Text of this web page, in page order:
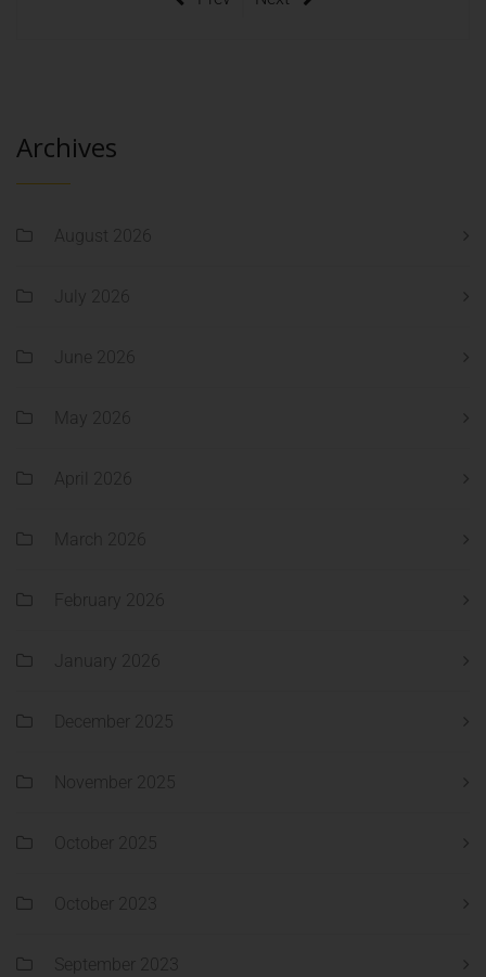
Archives
August 2026
July 2026
June 2026
May 2026
April 2026
March 2026
February 2026
January 2026
December 2025
November 2025
October 2025
October 2023
September 2023